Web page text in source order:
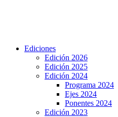
Ediciones
Edición 2026
Edición 2025
Edición 2024
Programa 2024
Ejes 2024
Ponentes 2024
Edición 2023